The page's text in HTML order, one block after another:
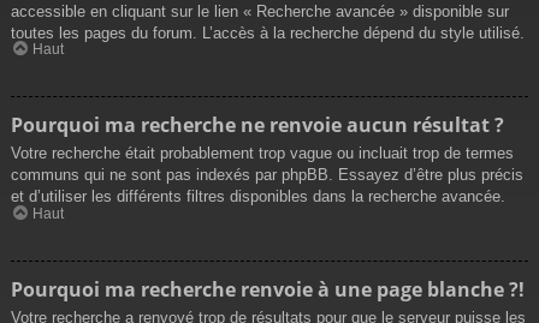
accessible en cliquant sur le lien « Recherche avancée » disponible sur
toutes les pages du forum. L’accès à la recherche dépend du style utilisé.
Haut
Pourquoi ma recherche ne renvoie aucun résultat ?
Votre recherche était probablement trop vague ou incluait trop de termes
communs qui ne sont pas indexés par phpBB. Essayez d’être plus précis
et d’utiliser les différents filtres disponibles dans la recherche avancée.
Haut
Pourquoi ma recherche renvoie à une page blanche ?!
Votre recherche a renvoyé trop de résultats pour que le serveur puisse les